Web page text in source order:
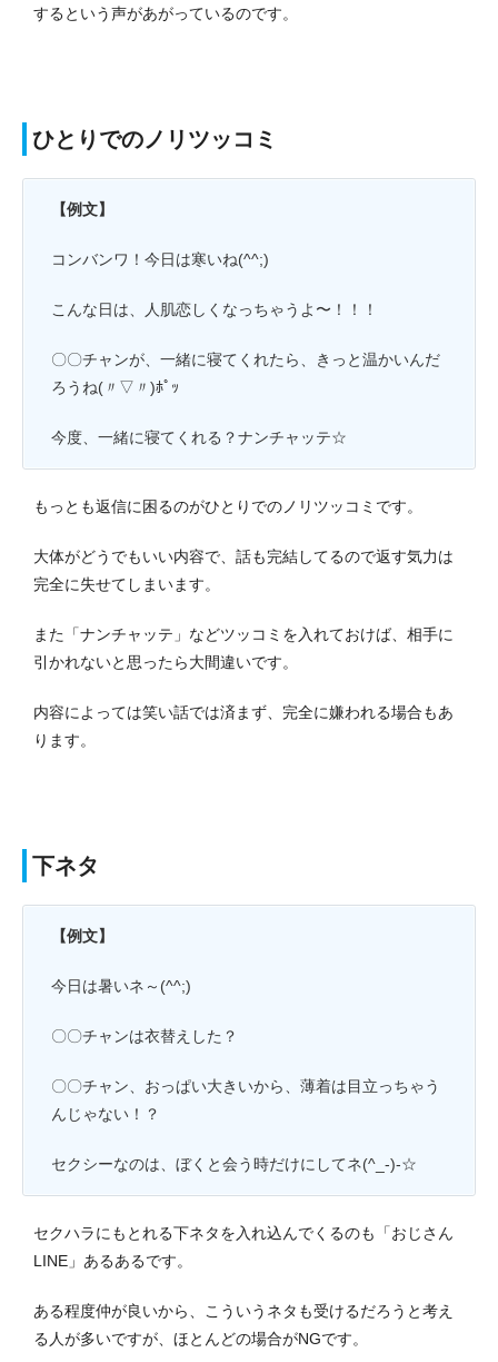
するという声があがっているのです。
ひとりでのノリツッコミ
【例文】
コンバンワ！今日は寒いね(^^;)
こんな日は、人肌恋しくなっちゃうよ〜！！！
〇〇チャンが、一緒に寝てくれたら、きっと温かいんだ
ろうね(〃▽〃)ﾎﾟｯ
今度、一緒に寝てくれる？ナンチャッテ☆
もっとも返信に困るのがひとりでのノリツッコミです。
大体がどうでもいい内容で、話も完結してるので返す気力は
完全に失せてしまいます。
また「ナンチャッテ」などツッコミを入れておけば、相手に
引かれないと思ったら大間違いです。
内容によっては笑い話では済まず、完全に嫌われる場合もあ
ります。
下ネタ
【例文】
今日は暑いネ～(^^;)
〇〇チャンは衣替えした？
〇〇チャン、おっぱい大きいから、薄着は目立っちゃう
んじゃない！？
セクシーなのは、ぼくと会う時だけにしてネ(^_-)-☆
セクハラにもとれる下ネタを入れ込んでくるのも「おじさん
LINE」あるあるです。
ある程度仲が良いから、こういうネタも受けるだろうと考え
る人が多いですが、ほとんどの場合がNGです。